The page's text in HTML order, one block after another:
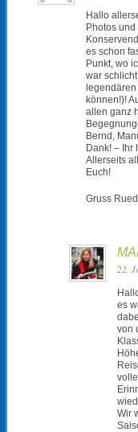
Hallo
Photos
es schon
Punkt, wo
war
können!)!
allen ganz
Bernd,
Dank! – Ihr
Allerseits
Euch!
Gruss
22.
es
von
Wir